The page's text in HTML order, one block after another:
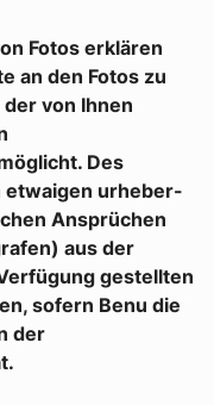
Fotos erklären
an den Fotos zu
von Ihnen
Des
etwaigen urheber-
Ansprüchen
aus der
gestellten
sofern Benu die
der